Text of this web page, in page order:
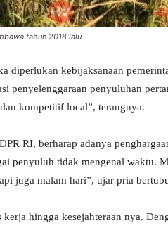
tahun 2018 lalu
diperlukan kebijaksanaan
penyelenggaraan penyuluhan
kompetitif local”, terangnya.
RI, berharap adanya
penyuluh tidak mengenal waktu.
juga malam hari”, ujar pria
hingga kesejahteraan nya.